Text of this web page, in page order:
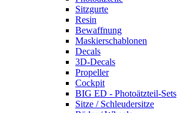
Sitzgurte
Resin
Bewaffnung
Maskierschablonen
Decals
3D-Decals
Propeller
Cockpit
BIG ED - Photoätzteil-Sets
Sitze / Schleudersitze